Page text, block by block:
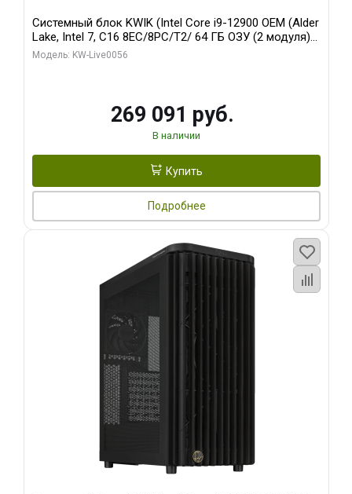
Системный блок KWIK (Intel Core i9-12900 OEM (Alder
Lake, Intel 7, C16 8EC/8PC/T2/ 64 ГБ ОЗУ (2 модуля)/
Palit RTX5080 INFINITY 3 OC 16GB GDDR7 256bit 3xDP
Модель: KW-Live0056
269 091 руб.
В наличии
Купить
Подробнее